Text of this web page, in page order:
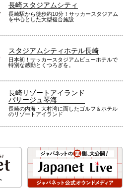
長崎スタジアムシティ
長崎駅から徒歩約10分！サッカースタジアム
を中心とした大型複合施設
スタジアムシティホテル長崎
日本初！サッカースタジアムビューホテルで
特別な感動とくつろぎを。
長崎リゾートアイランド
パサージュ琴海
長崎の内海・大村湾に面したゴルフ＆ホテル
のリゾートアイランド